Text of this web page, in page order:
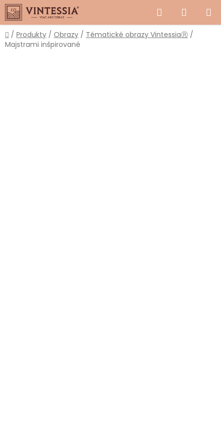
Prejsť
na
obsah
Hľadať
KOŠÍK
Domov
/ Produkty / Obrazy / Tématické obrazy VintessiaⓇ /
Majstrami inšpirované